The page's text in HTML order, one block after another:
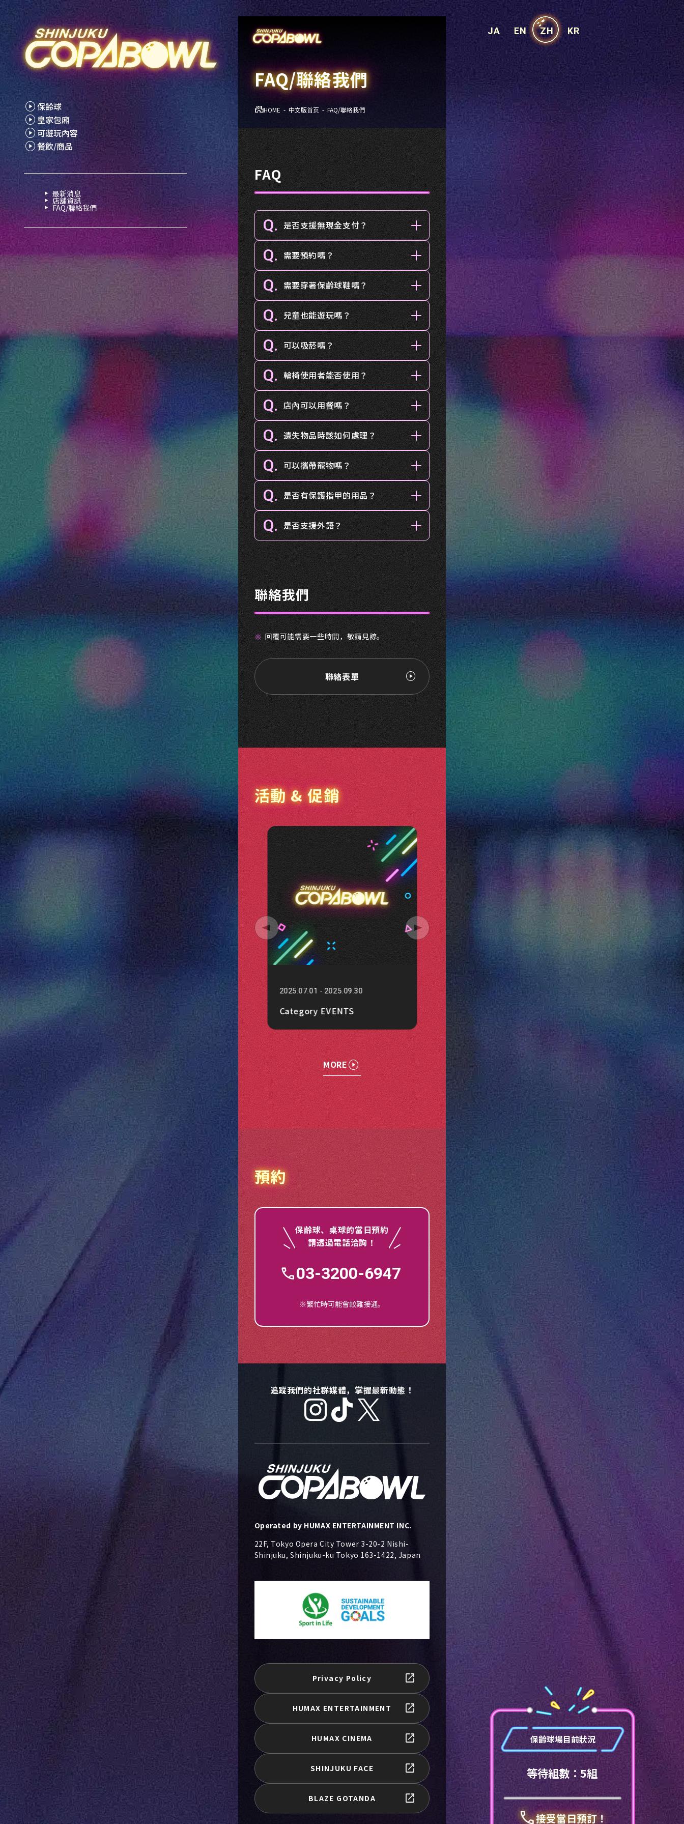
保齡球
皇家包廂
可遊玩內容
餐飲/商品
最新消息
店舖資訊
FAQ/聯絡我們
JA EN ZH KR
保齡球場目前狀況
等待組數：5組
call接受當日預訂！
FAQ/聯絡我們
HOME 中文版首页 FAQ/聯絡我們
FAQ
Q. 是否支援無現金支付？
Q. 需要預約嗎？
Q. 需要穿著保齡球鞋嗎？
Q. 兒童也能遊玩嗎？
Q. 可以吸菸嗎？
Q. 輪椅使用者能否使用？
Q. 店內可以用餐嗎？
Q. 遺失物品時該如何處理？
Q. 可以攜帶寵物嗎？
Q. 是否有保護指甲的用品？
Q. 是否支援外語？
聯絡我們
回覆可能需要一些時間，敬請見諒。
聯絡表單
活動 & 促銷
2025.07.01 - 2025.09.30
Category EVENTS
MORE
預約
保齡球、桌球的當日預約
請透過電話洽詢！
03-3200-6947
※繁忙時可能會較難接通。
追蹤我們的社群媒體，掌握最新動態！
Operated by HUMAX ENTERTAINMENT INC.
22F, Tokyo Opera City Tower 3-20-2 Nishi-
Shinjuku, Shinjuku-ku Tokyo 163-1422, Japan
Privacy Policy
HUMAX ENTERTAINMENT
HUMAX CINEMA
SHINJUKU FACE
BLAZE GOTANDA